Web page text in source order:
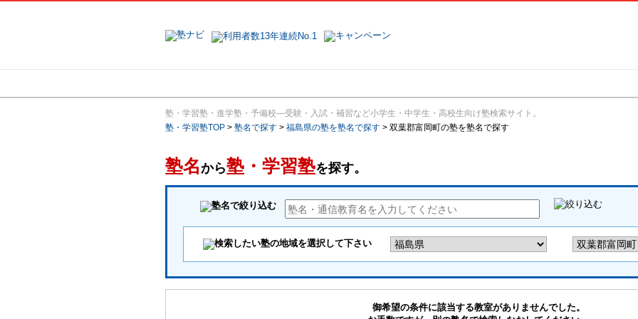
塾・学習塾・進学塾・予備校―受験・入試・補習など小学生・中学生・高校生向け塾検索サイト。
塾・学習塾TOP > 塾名で探す > 福島県の塾を塾名で探す > 双葉郡富岡町の塾を塾名で探す
塾名から塾・学習塾を探す。
御希望の条件に該当する教室がありませんでした。